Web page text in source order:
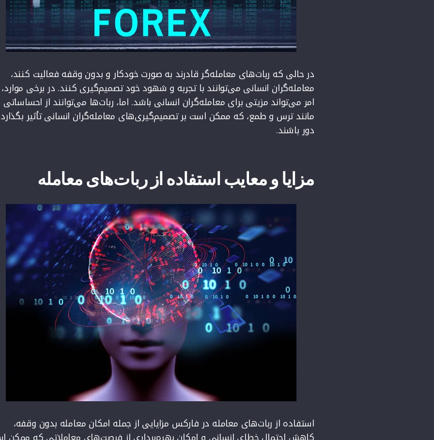
در حالی که ربات‌های معامله‌گر قادرند به صورت خودکار و بدون وقفه فعالیت کنند،
معامله‌گران انسانی می‌توانند با تجربه و شهود خود تصمیم‌گیری کنند. در برخی موارد،
امر می‌تواند مزیتی برای معامله‌گران انسانی باشد. اما، ربات‌ها می‌توانند از احساساتی
مانند ترس و طمع، که ممکن است بر تصمیم‌گیری‌های معامله‌گران انسانی تأثیر
دور باشند.
مزایا و معایب استفاده از ربات‌های معامله
استفاده از ربات‌های معامله در فارکس مزایایی از جمله امکان معامله بدون وقفه،